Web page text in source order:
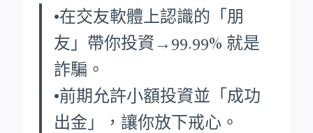
•在交友軟體上認識的「朋
友」帶你投資→99.99% 就是
詐騙。
•前期允許小額投資並「成功
出金」，讓你放下戒心。